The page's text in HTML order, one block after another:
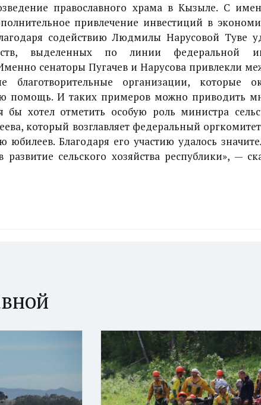
православного храма в Кызыле. С
привлечение инвестиций в
содействию Людмилы Нарусовой Туве
выделенных по линии федеральной
сенаторы Пугачев и Нарусова привлекли
благотворительные организации, которые
помощь. И таких примеров можно приводить
бы хотел отметить особую роль министра
который возглавляет федеральный
юбилеев. Благодаря его участию удалось
развитие сельского хозяйства республики», —